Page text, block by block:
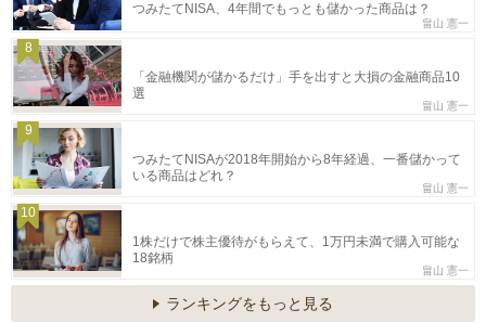
つみたてNISA、4年間でもっとも儲かった商品は？
畠山 憲一
8
「金融機関が儲かるだけ」手を出すと大損の金融商品10
選
畠山 憲一
9
つみたてNISAが2018年開始から8年経過、一番儲かって
いる商品はどれ？
畠山 憲一
10
1株だけで株主優待がもらえて、1万円未満で購入可能な
18銘柄
畠山 憲一
ランキングをもっと見る